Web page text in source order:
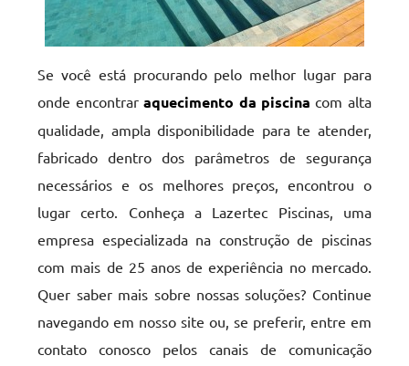
Se você está procurando pelo melhor lugar para
onde encontraraquecimento da piscina com alta
qualidade, ampla disponibilidade para te atender,
fabricado dentro dos parâmetros de segurança
necessários e os melhores preços, encontrou o
lugar certo. Conheça a Lazertec Piscinas, uma
empresa especializada na construção de piscinas
com mais de 25 anos de experiência no mercado.
Quer saber mais sobre nossas soluções? Continue
navegando em nosso site ou, se preferir, entre em
contato conosco pelos canais de comunicação